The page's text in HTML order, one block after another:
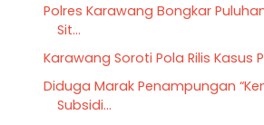
Polres Karawang Bongkar
Sit...
Karawang Soroti Pola Rilis Kasus
Diduga Marak Penampungan
Subsidi...